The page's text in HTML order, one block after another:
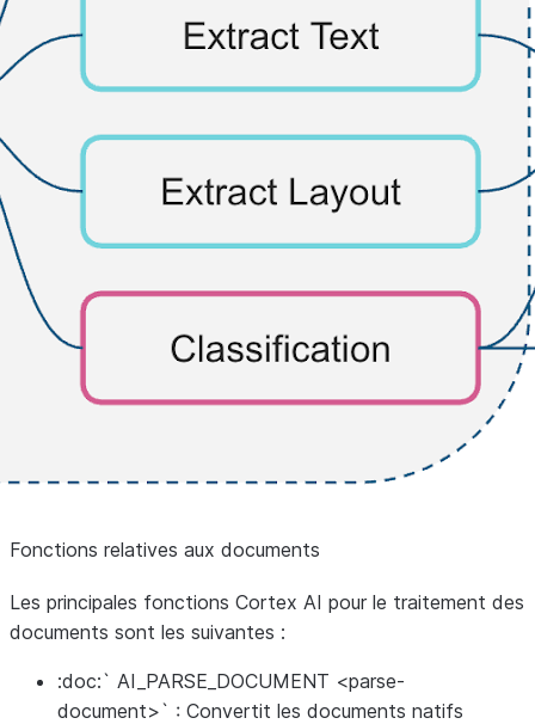
Fonctions relatives aux documents
Les principales fonctions Cortex AI pour le traitement des
documents sont les suivantes :
:doc:` AI_PARSE_DOCUMENT <parse-
document>` : Convertit les documents natifs